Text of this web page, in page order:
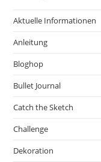
Aktuelle Informationen
Anleitung
Bloghop
Bullet Journal
Catch the Sketch
Challenge
Dekoration